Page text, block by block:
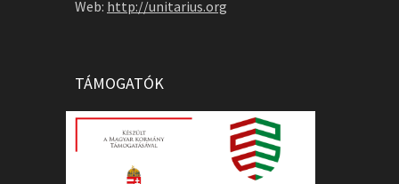
Web: http://unitarius.org
TÁMOGATÓK